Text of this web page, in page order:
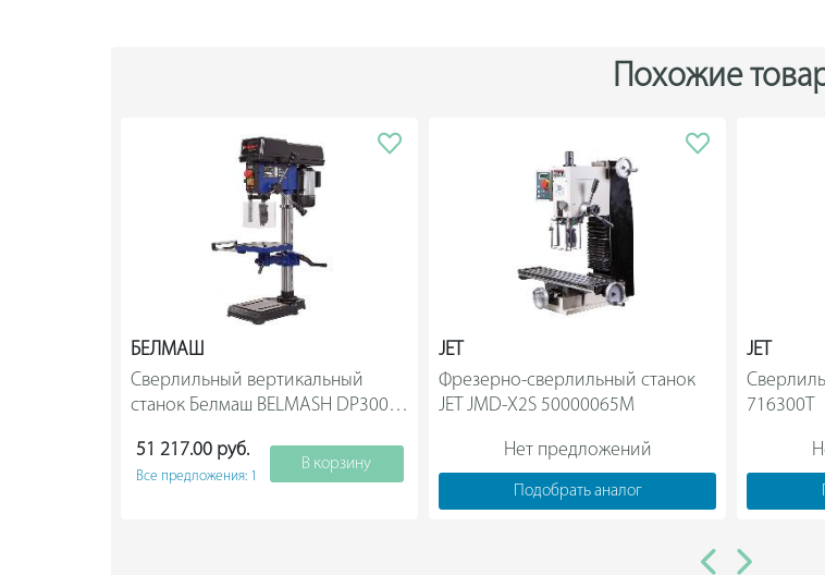
Похожие
БЕЛМАШ
Сверлильный вертикальный
станок Белмаш BELMASH DP300-
51 217.00 руб.
Все предложения: 1
В корзину
JET
Фрезерно-сверлильный станок
Нет предложений
Подобрать аналог
JET